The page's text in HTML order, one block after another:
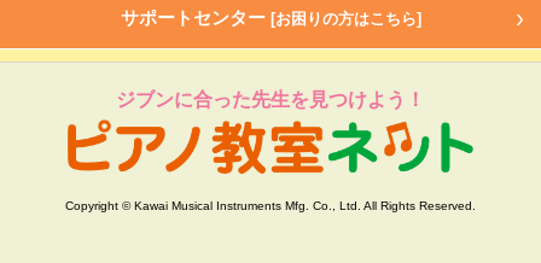
サポートセンター [お困りの方はこちら]
ジブンに合った先生を見つけよう！
Copyright © Kawai Musical Instruments Mfg. Co., Ltd. All Rights Reserved.